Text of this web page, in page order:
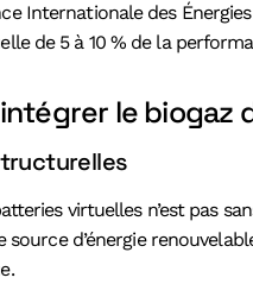
Internationale des
de 5 à 10 % de la
le biogaz
virtuelles n’est pas
d’énergie